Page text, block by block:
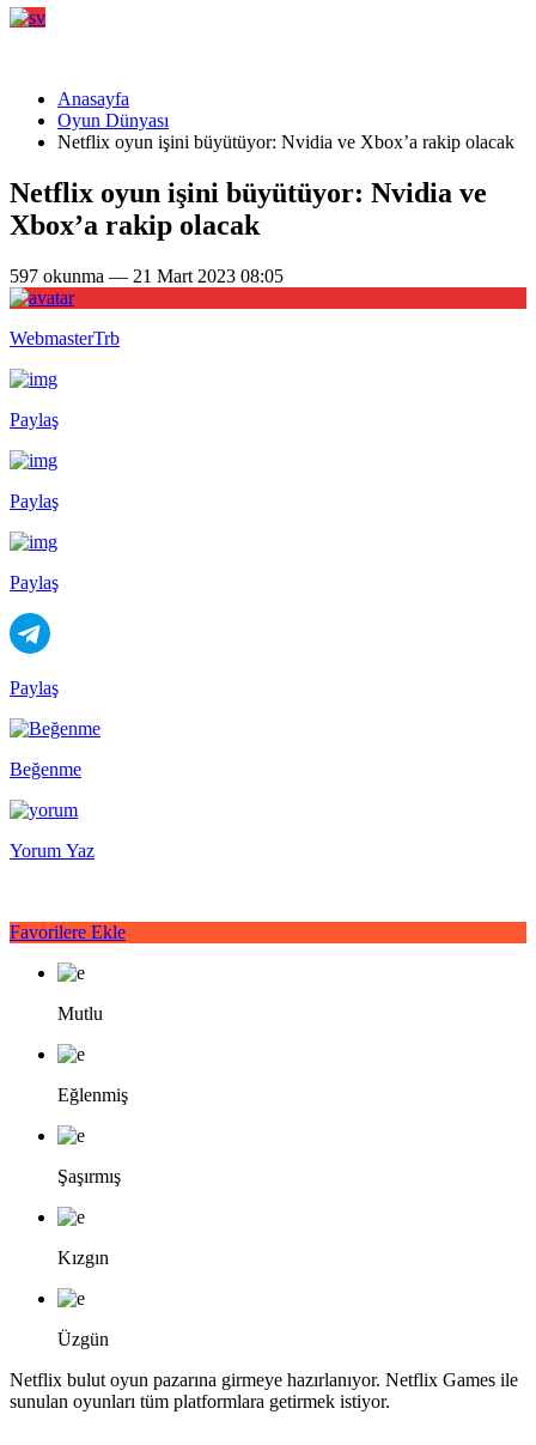
Anasayfa
Oyun Dünyası
Netflix oyun işini büyütüyor: Nvidia ve Xbox’a rakip olacak
Netflix oyun işini büyütüyor: Nvidia ve
Xbox’a rakip olacak
597 okunma — 21 Mart 2023 08:05
WebmasterTrb
Paylaş
Paylaş
Paylaş
Paylaş
Beğenme
Yorum Yaz
Favorilere Ekle
Mutlu
Eğlenmiş
Şaşırmış
Kızgın
Üzgün
Netflix bulut oyun pazarına girmeye hazırlanıyor. Netflix Games ile
sunulan oyunları tüm platformlara getirmek istiyor.